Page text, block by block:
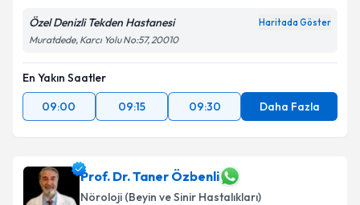
Özel Denizli Tekden Hastanesi Haritada Göster
Muratdede, Karcı Yolu No:57, 20010
En Yakın Saatler
09:00
09:15 09:30 Daha Fazla
Prof. Dr. Taner Özbenli
Nöroloji (Beyin ve Sinir Hastalıkları)